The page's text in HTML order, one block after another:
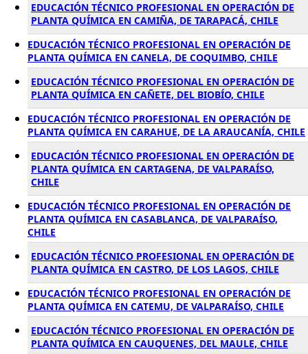
EDUCACIÓN TÉCNICO PROFESIONAL EN OPERACIÓN DE
PLANTA QUÍMICA EN CAMIÑA, DE TARAPACÁ, CHILE
EDUCACIÓN TÉCNICO PROFESIONAL EN OPERACIÓN DE
PLANTA QUÍMICA EN CANELA, DE COQUIMBO, CHILE
EDUCACIÓN TÉCNICO PROFESIONAL EN OPERACIÓN DE
PLANTA QUÍMICA EN CAÑETE, DEL BIOBÍO, CHILE
EDUCACIÓN TÉCNICO PROFESIONAL EN OPERACIÓN DE
PLANTA QUÍMICA EN CARAHUE, DE LA ARAUCANÍA, CHILE
EDUCACIÓN TÉCNICO PROFESIONAL EN OPERACIÓN DE
PLANTA QUÍMICA EN CARTAGENA, DE VALPARAÍSO,
CHILE
EDUCACIÓN TÉCNICO PROFESIONAL EN OPERACIÓN DE
PLANTA QUÍMICA EN CASABLANCA, DE VALPARAÍSO,
CHILE
EDUCACIÓN TÉCNICO PROFESIONAL EN OPERACIÓN DE
PLANTA QUÍMICA EN CASTRO, DE LOS LAGOS, CHILE
EDUCACIÓN TÉCNICO PROFESIONAL EN OPERACIÓN DE
PLANTA QUÍMICA EN CATEMU, DE VALPARAÍSO, CHILE
EDUCACIÓN TÉCNICO PROFESIONAL EN OPERACIÓN DE
PLANTA QUÍMICA EN CAUQUENES, DEL MAULE, CHILE